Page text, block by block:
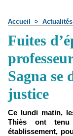
Accueil > Actualités
Fuites
Sagna se
justice
Ce lundi matin,
Thiès ont
établissement,